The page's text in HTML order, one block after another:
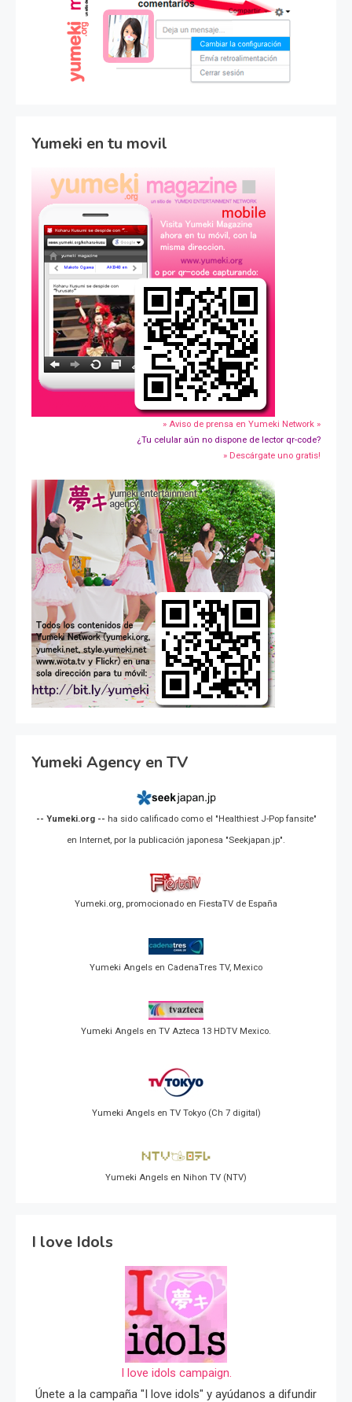
Yumeki en tu movil
» Aviso de prensa en Yumeki Network »
¿Tu celular aún no dispone de lector qr-code?
» Descárgate uno gratis!
Yumeki Agency en TV
-- Yumeki.org -- ha sido calificado como el "Healthiest J-Pop fansite"
en Internet, por la publicación japonesa "Seekjapan.jp".
Yumeki.org, promocionado en FiestaTV de España
Yumeki Angels en CadenaTres TV, Mexico
Yumeki Angels en TV Azteca 13 HDTV Mexico.
Yumeki Angels en TV Tokyo (Ch 7 digital)
Yumeki Angels en Nihon TV (NTV)
I love Idols
I love idols campaign.
Únete a la campaña "I love idols" y ayúdanos a difundir